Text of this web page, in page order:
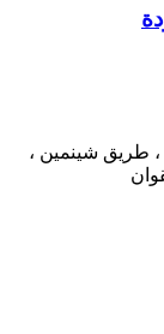
301 ، الطابق الثالث ، المبنى B ، رقم 165 ، طريق شينمين ،